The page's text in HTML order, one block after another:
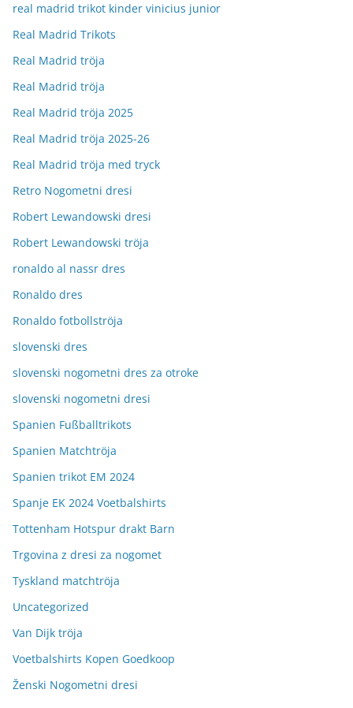
real madrid trikot kinder vinicius junior
Real Madrid Trikots
Real Madrid tröja
Real Madrid tröja
Real Madrid tröja 2025
Real Madrid tröja 2025-26
Real Madrid tröja med tryck
Retro Nogometni dresi
Robert Lewandowski dresi
Robert Lewandowski tröja
ronaldo al nassr dres
Ronaldo dres
Ronaldo fotbollströja
slovenski dres
slovenski nogometni dres za otroke
slovenski nogometni dresi
Spanien Fußballtrikots
Spanien Matchtröja
Spanien trikot EM 2024
Spanje EK 2024 Voetbalshirts
Tottenham Hotspur drakt Barn
Trgovina z dresi za nogomet
Tyskland matchtröja
Uncategorized
Van Dijk tröja
Voetbalshirts Kopen Goedkoop
Ženski Nogometni dresi